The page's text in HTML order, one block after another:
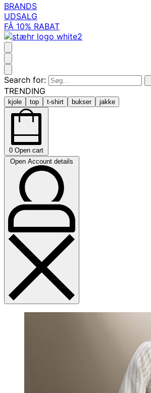
BRANDS
UDSALG
FÅ 10% RABAT
Search for:
TRENDING
kjole top t-shirt bukser jakke
0 Open cart
Open Account details